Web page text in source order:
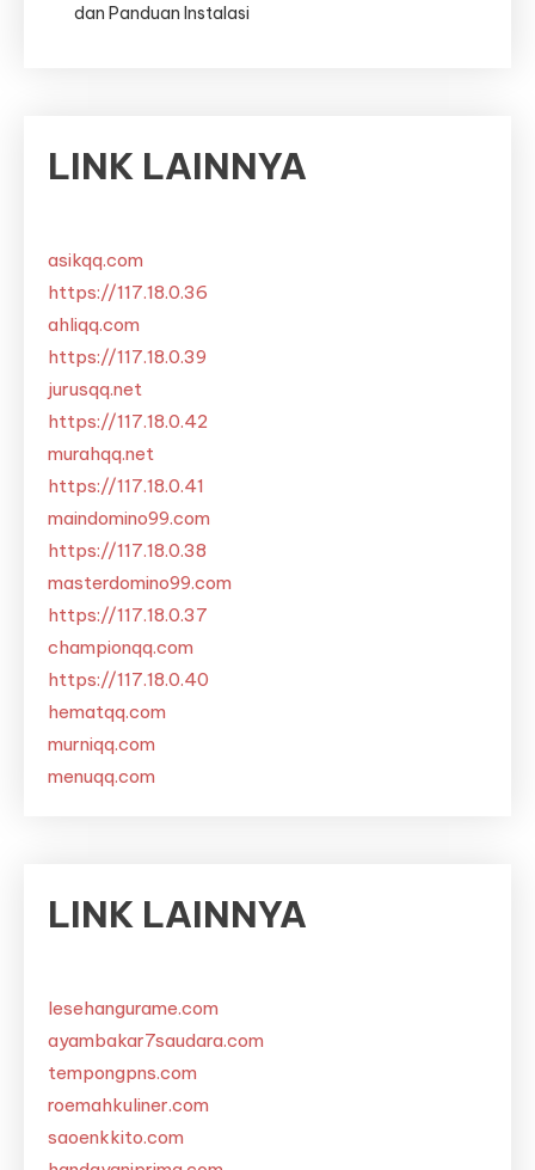
dan Panduan Instalasi
LINK LAINNYA
asikqq.com
https://117.18.0.36
ahliqq.com
https://117.18.0.39
jurusqq.net
https://117.18.0.42
murahqq.net
https://117.18.0.41
maindomino99.com
https://117.18.0.38
masterdomino99.com
https://117.18.0.37
championqq.com
https://117.18.0.40
hematqq.com
murniqq.com
menuqq.com
LINK LAINNYA
lesehangurame.com
ayambakar7saudara.com
tempongpns.com
roemahkuliner.com
saoenkkito.com